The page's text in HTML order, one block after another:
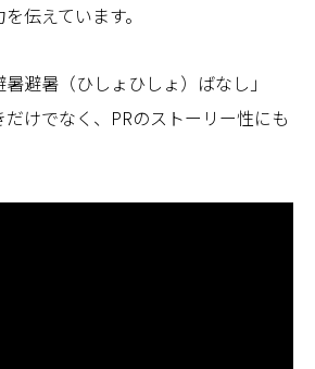
伝えています。
避暑（ひしょひしょ）ばなし」
けでなく、PRのストーリー性にも